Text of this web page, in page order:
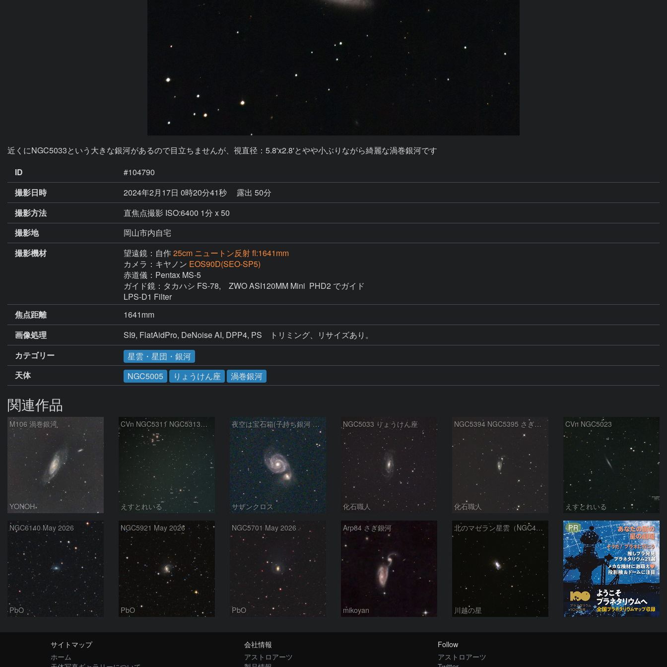
近くにNGC5033という大きな銀河があるので目立ちませんが、視直径：5.8'x2.8'とやや小ぶりながら綺麗な渦巻銀河です
ID
#104790
撮影日時
2024年2月17日 0時20分41秒
露出 50分
撮影方法
直焦点撮影 ISO:6400 1分 x 50
撮影地
岡山市内自宅
撮影機材
望遠鏡：自作25cm ニュートン反射 fl:1641mm
カメラ：キヤノン EOS90D(SEO-SP5)
赤道儀：Pentax MS-5
ガイド鏡：タカハシ FS-78,    ZWO ASI120MM Mini  PHD2 でガイド
LPS-D1 Filter
焦点距離
1641mm
画像処理
SI9, FlatAidPro, DeNoise AI, DPP4, PS　トリミング、リサイズあり。
カテゴリー
星雲・星団・銀河
天体
NGC5005 りょうけん座 渦巻銀河
関連作品
M106 渦巻銀河
YONOH
CVn NGC5311 NGC5313付近
えすとれいる
夜空は宝石箱(子持ち銀河 M51) Seestar50
サザンクロス
NGC5033 りょうけん座
化石職人
NGC5394 NGC5395 さぎ銀河 りょうけん座
化石職人
CVn NGC5023
えすとれいる
NGC6140 May 2026
PbO
NGC5921 May 2026
PbO
NGC5701 May 2026
PbO
Arp84 さぎ銀河
mikoyan
北のマゼラン星雲（NGC4440)
川越の星
PR
サイトマップ
ホーム
会社情報
アストロアーツ
Follow
アストロアーツ